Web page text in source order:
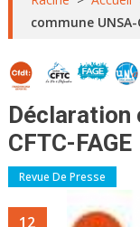
commune UNSA-
Déclaration
CFTC-FAGE
Revue De Presse
12